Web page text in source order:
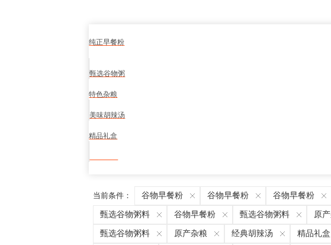
纯正早餐粉
甄选谷物粥
特色杂粮
美味胡辣汤
精品礼盒
当前条件： 谷物早餐粉 谷物早餐粉 谷物早餐粉
甄选谷物粥料 谷物早餐粉 甄选谷物粥料 原
甄选谷物粥料 原产杂粮 经典胡辣汤 精品礼盒